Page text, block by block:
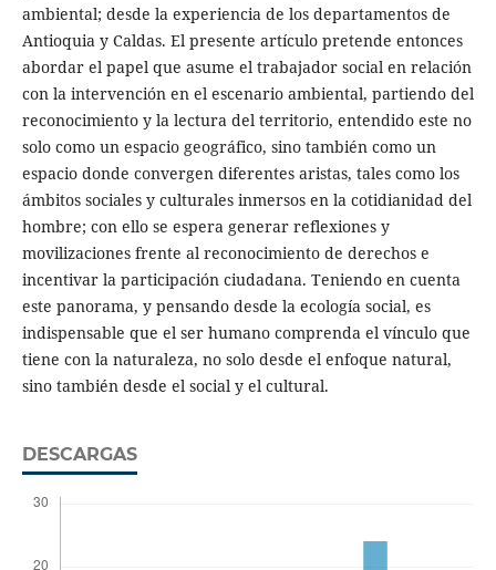
ambiental; desde la experiencia de los departamentos de
Antioquia y Caldas. El presente artículo pretende entonces
abordar el papel que asume el trabajador social en relación
con la intervención en el escenario ambiental, partiendo del
reconocimiento y la lectura del territorio, entendido este no
solo como un espacio geográfico, sino también como un
espacio donde convergen diferentes aristas, tales como los
ámbitos sociales y culturales inmersos en la cotidianidad del
hombre; con ello se espera generar reflexiones y
movilizaciones frente al reconocimiento de derechos e
incentivar la participación ciudadana. Teniendo en cuenta
este panorama, y pensando desde la ecología social, es
indispensable que el ser humano comprenda el vínculo que
tiene con la naturaleza, no solo desde el enfoque natural,
sino también desde el social y el cultural.
DESCARGAS